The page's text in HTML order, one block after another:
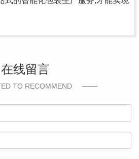
在线留言
TO RECOMMEND